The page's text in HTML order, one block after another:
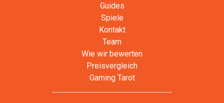
Guides
Spiele
Kontakt
Team
Wie wir bewerten
Preisvergleich
Gaming Tarot